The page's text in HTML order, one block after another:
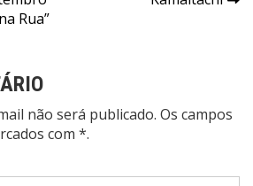
Rua”
não será publicado. Os campos
com *.